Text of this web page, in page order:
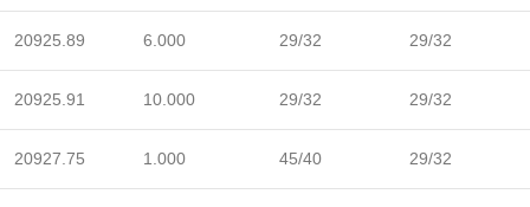
20925.89 6.000 29/32 29/32
20925.91 10.000 29/32 29/32
20927.75 1.000 45/40 29/32